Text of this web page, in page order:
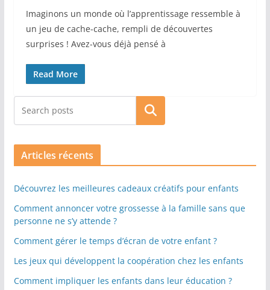
Imaginons un monde où l’apprentissage ressemble à
un jeu de cache-cache, rempli de découvertes
surprises ! Avez-vous déjà pensé à
Read More
Rechercher
Articles récents
Découvrez les meilleures cadeaux créatifs pour enfants
Comment annoncer votre grossesse à la famille sans que
personne ne s’y attende ?
Comment gérer le temps d’écran de votre enfant ?
Les jeux qui développent la coopération chez les enfants
Comment impliquer les enfants dans leur éducation ?